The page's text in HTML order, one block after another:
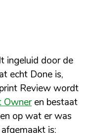
ingeluid door de
echt Done is,
Review wordt
Owneren bestaat
op wat er was
is;